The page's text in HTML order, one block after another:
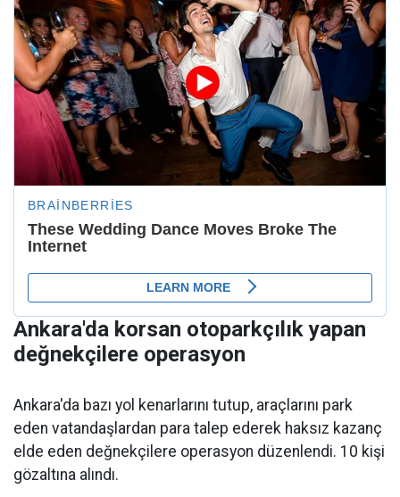
Ankara'da korsan otoparkçılık yapan
değnekçilere operasyon
Ankara'da bazı yol kenarlarını tutup, araçlarını park
eden vatandaşlardan para talep ederek haksız kazanç
elde eden değnekçilere operasyon düzenlendi. 10 kişi
gözaltına alındı.